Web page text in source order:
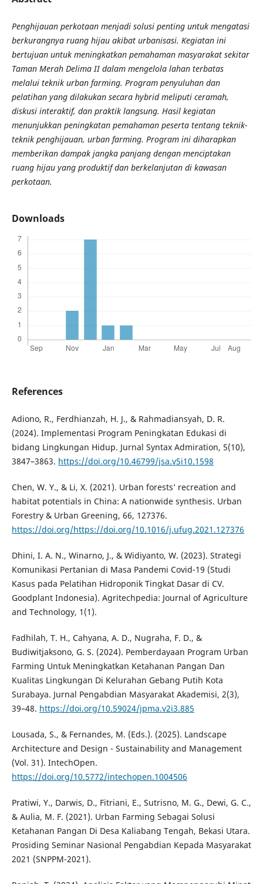
Penghijauan perkotaan menjadi solusi penting untuk mengatasi
berkurangnya ruang hijau akibat urbanisasi. Kegiatan ini
bertujuan untuk meningkatkan pemahaman masyarakat sekitar
Taman Merah Delima II dalam mengelola lahan terbatas
melalui teknik urban farming. Program penyuluhan dan
pelatihan yang dilakukan secara hybrid meliputi ceramah,
diskusi interaktif, dan praktik langsung. Hasil kegiatan
menunjukkan peningkatan pemahaman peserta tentang teknik-
teknik penghijauan, urban farming. Program ini diharapkan
memberikan dampak jangka panjang dengan menciptakan
ruang hijau yang produktif dan berkelanjutan di kawasan
perkotaan.
Downloads
References
Adiono, R., Ferdhianzah, H. J., & Rahmadiansyah, D. R.
(2024). Implementasi Program Peningkatan Edukasi di
bidang Lingkungan Hidup. Jurnal Syntax Admiration, 5(10),
3847–3863. https://doi.org/10.46799/jsa.v5i10.1598
Chen, W. Y., & Li, X. (2021). Urban forests’ recreation and
habitat potentials in China: A nationwide synthesis. Urban
Forestry & Urban Greening, 66, 127376.
https://doi.org/https://doi.org/10.1016/j.ufug.2021.127376
Dhini, I. A. N., Winarno, J., & Widiyanto, W. (2023). Strategi
Komunikasi Pertanian di Masa Pandemi Covid-19 (Studi
Kasus pada Pelatihan Hidroponik Tingkat Dasar di CV.
Goodplant Indonesia). Agritechpedia: Journal of Agriculture
and Technology, 1(1).
Fadhilah, T. H., Cahyana, A. D., Nugraha, F. D., &
Budiwitjaksono, G. S. (2024). Pemberdayaan Program Urban
Farming Untuk Meningkatkan Ketahanan Pangan Dan
Kualitas Lingkungan Di Kelurahan Gebang Putih Kota
Surabaya. Jurnal Pengabdian Masyarakat Akademisi, 2(3),
39–48. https://doi.org/10.59024/jpma.v2i3.885
Lousada, S., & Fernandes, M. (Eds.). (2025). Landscape
Architecture and Design - Sustainability and Management
(Vol. 31). IntechOpen.
https://doi.org/10.5772/intechopen.1004506
Pratiwi, Y., Darwis, D., Fitriani, E., Sutrisno, M. G., Dewi, G. C.,
& Aulia, M. F. (2021). Urban Farming Sebagai Solusi
Ketahanan Pangan Di Desa Kaliabang Tengah, Bekasi Utara.
Prosiding Seminar Nasional Pengabdian Kepada Masyarakat
2021 (SNPPM-2021).